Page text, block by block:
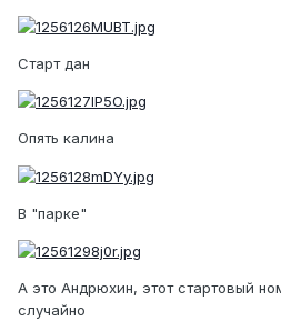
Старт дан
Опять калина
В "парке"
А это Андрюхин, этот стартовый
случайно